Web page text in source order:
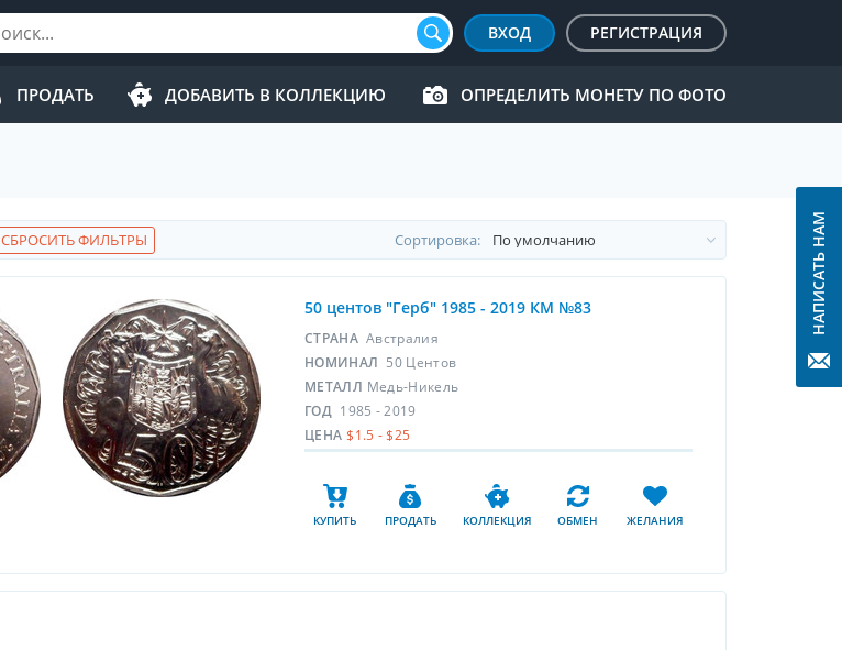
ВХОД РЕГИСТРАЦИЯ
ПРОДАТЬ ДОБАВИТЬ В КОЛЛЕКЦИЮ ОПРЕДЕЛИТЬ МОНЕТУ ПО ФОТО
СБРОСИТЬ ФИЛЬТРЫ Cортировка:
50 центов "Герб" 1985 - 2019 КМ №83
СТРАНА Австралия
НОМИНАЛ 50 Центов
МЕТАЛЛ Медь-Никель
ГОД 1985 - 2019
ЦЕНА $1.5 - $25
КУПИТЬ ПРОДАТЬ КОЛЛЕКЦИЯ ОБМЕН ЖЕЛАНИЯ
НАПИСАТЬ НАМ